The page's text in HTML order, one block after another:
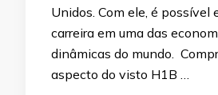
Unidos. Com ele, é possível
carreira em uma das
dinâmicas do mundo.
aspecto do visto H1B …